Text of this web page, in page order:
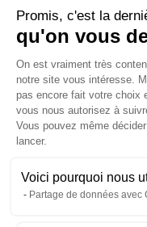
Silencieux moto
noir mat pour
PRIX RÉDUIT
Promis, c'est la
qu'on vous
Plateforme
On est vraiment très
notre site vous intéresse.
pas encore fait votre choix
vous nous autorisez à
Vous pouvez même
lancer.
Voici pourquoi nous
Partage de données avec